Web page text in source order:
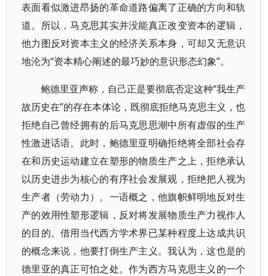
表面看似激进昂扬的革命道路偏离了正确的方向和轨
道。所以，马克思其实并没能真正改变资本的逻辑，
他力图反对资本主义的经济关系本身，可却又无意识
地沦为“资本精心阐述的最巧妙的意识形态幻象”。
鲍德里亚声称，自己正是要彻底否定这种“我生产
故历史在”的存在本体论，既彻底拒绝马克思主义，也
拒绝自己曾经拥有的后马克思思潮中所有虚假的生产
性激进话语。此时，鲍德里亚明确拒绝将全部社会存
在和历史运动建立在塑形的物质生产之上，拒绝承认
以历史进步为核心的有序社会发展观，拒绝把人视为
生产者（劳动力）。一语概之，他旗帜鲜明地反对生
产的效用性塑形逻辑，反对将发展物质生产力视作人
的目的。借用当代西方学术界已某种程度上达成共识
的概念来说，他要打倒生产主义。我认为，这也是的
德里亚的真正可怕之处。作为西方马克思主义的一个